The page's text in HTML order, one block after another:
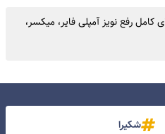
رفع نویز آمپلی فایر، میکسر،
شکیرا